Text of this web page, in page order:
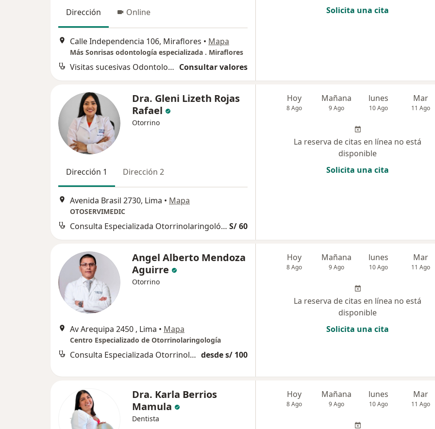
Dirección Online
Calle Independencia 106, Miraflores • Mapa
Más Sonrisas odontología especializada . Miraflores
Visitas sucesivas Odontología Consultar valores
Solicita una cita
Dra. Gleni Lizeth Rojas
Rafael
Otorrino
Dirección 1 Dirección 2
Avenida Brasil 2730, Lima • Mapa
OTOSERVIMEDIC
Consulta Especializada Otorrinolaringológica S/ 60
Hoy
8 Ago
Mañana
9 Ago
lunes
10 Ago
Mar
11 Ago
La reserva de citas en línea no está
disponible
Solicita una cita
Angel Alberto Mendoza
Aguirre
Otorrino
Av Arequipa 2450 , Lima • Mapa
Centro Especializado de Otorrinolaringología
Consulta Especializada Otorrinolaringológica desde s/ 100
Hoy
8 Ago
Mañana
9 Ago
lunes
10 Ago
Mar
11 Ago
La reserva de citas en línea no está
disponible
Solicita una cita
Dra. Karla Berrios
Mamula
Dentista
Hoy
8 Ago
Mañana
9 Ago
lunes
10 Ago
Mar
11 Ago